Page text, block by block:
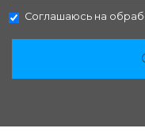
Соглашаюсь на